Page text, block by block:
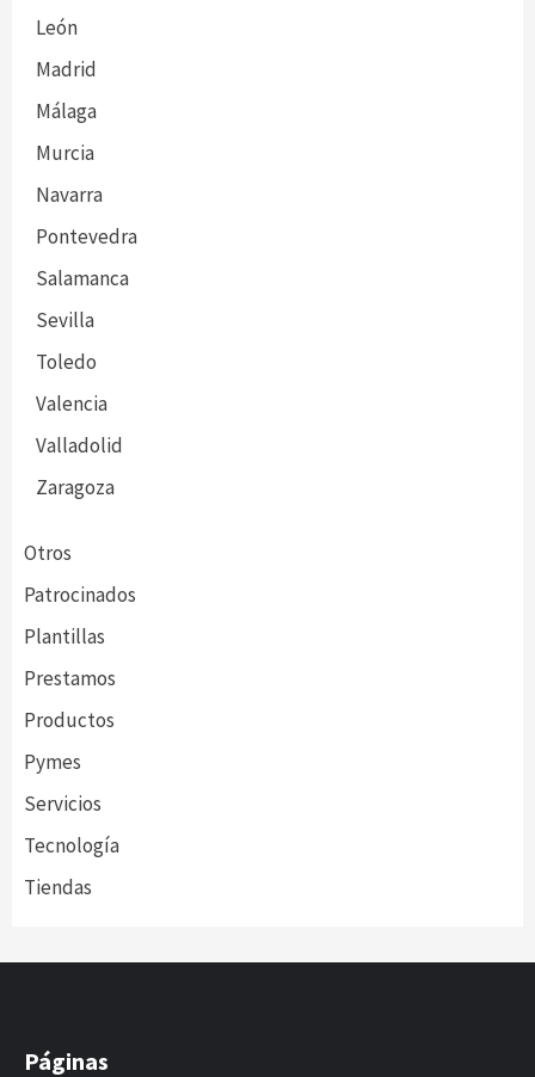
León
Madrid
Málaga
Murcia
Navarra
Pontevedra
Salamanca
Sevilla
Toledo
Valencia
Valladolid
Zaragoza
Otros
Patrocinados
Plantillas
Prestamos
Productos
Pymes
Servicios
Tecnología
Tiendas
Páginas